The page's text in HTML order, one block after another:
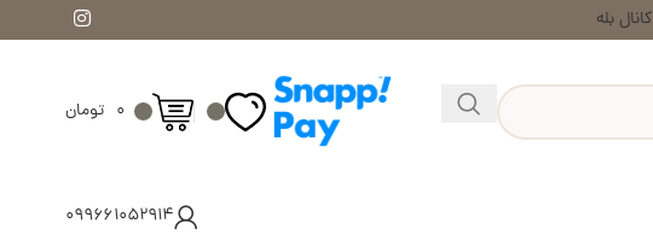
کانال بله
۰ تومان
۰۹۹۶۶۱۰۵۲۹۱۴